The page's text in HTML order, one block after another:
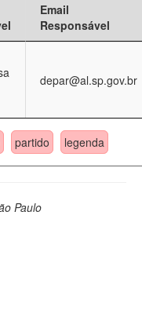
Email
Responsável
depar@al.sp.gov.br
partido legenda
Paulo